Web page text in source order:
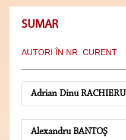
SUMAR
AUTORI ÎN NR. CURENT
Adrian Dinu RACHIERU
Alexandru BANTOŞ